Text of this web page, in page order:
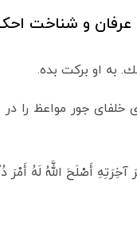
و شناخت
به او برکت بده.
جور مواعظ را
أَصْلَحَ اللَّهُ لَهُ أَمْرَ